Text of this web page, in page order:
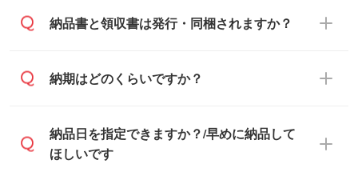
基本的には先入金をお願いしております
に対応可能です。
人様からご注文いただく場合でも、お支払
い元が学校や幼稚園・保育園であれば、同
納品書と領収書は発行・同梱されますか？
納品書・領収書は ご依頼をいただいた場合
でお送りします。
原本の郵送をご希望の場合は、担当スタッ
納期はどのくらいですか？
・印刷する場合(500個程度)
ご入金、イメージ画像の校了から約2週間
納品日を指定できますか？/早めに納品して
ほしいです